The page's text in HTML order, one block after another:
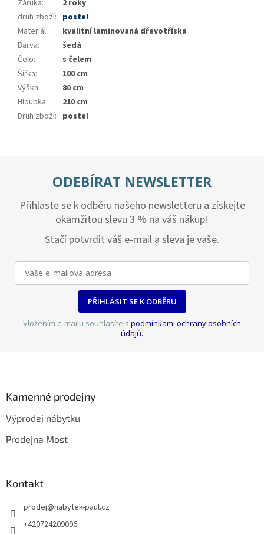
Záruka:
2 roky
druh zboží: postel
Materiál:
kvalitní laminovaná dřevotříska
Barva:
šedá
Čelo:
s čelem
Šířka:
100 cm
Výška:
80 cm
Hloubka:
210 cm
Druh zboží: postel
ODEBÍRAT NEWSLETTER
Přihlaste se k odběru našeho newsletteru a získejte
okamžitou slevu 3 % na váš nákup!
Stačí potvrdit váš e-mail a sleva je vaše.
PŘIHLÁSIT SE K ODBĚRU
Vložením e-mailu souhlasíte s podmínkami ochrany osobních
údajů.
Kamenné prodejny
Výprodej nábytku
Prodejna Most
Kontakt
prodej@nabytek-paul.cz
+420724209096